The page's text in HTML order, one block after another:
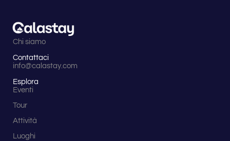
Chi siamo
Contattaci
info@calastay.com
Esplora
Eventi
Tour
Attività
Luoghi